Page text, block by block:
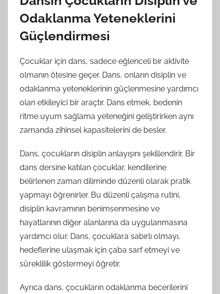
Odaklanma Yeteneklerini
Güçlendirmesi
Çocuklar için dans, sadece eğlenceli bir aktivite
olmanın ötesine geçer. Dans, onların disiplin ve
odaklanma yeteneklerinin güçlenmesine yardımcı
olan etkileyici bir araçtır. Dans etmek, bedenin
ritme uyum sağlama yeteneğini geliştirirken aynı
zamanda zihinsel kapasitelerini de besler.
Dans, çocukların disiplin anlayışını şekillendirir. Bir
dans dersine katılan çocuklar, kendilerine
belirlenen zaman diliminde düzenli olarak pratik
yapmayı öğrenirler. Bu düzenli çalışma rutini,
disiplin kavramının benimsenmesine ve
hayatlarının diğer alanlarına da uygulanmasına
yardımcı olur. Dans, çocuklara sabırlı olmayı,
hedeflerine ulaşmak için çaba sarf etmeyi ve
süreklilik göstermeyi öğretir.
Ayrıca dans, çocukların odaklanma becerilerini